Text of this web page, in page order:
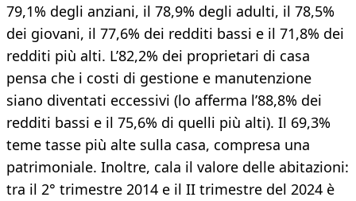
79,1% degli anziani, il 78,9% degli adulti, il 78,5%
dei giovani, il 77,6% dei redditi bassi e il 71,8% dei
redditi più alti. L’82,2% dei proprietari di casa
pensa che i costi di gestione e manutenzione
siano diventati eccessivi (lo afferma l’88,8% dei
redditi bassi e il 75,6% di quelli più alti). Il 69,3%
teme tasse più alte sulla casa, compresa una
patrimoniale. Inoltre, cala il valore delle abitazioni:
tra il 2° trimestre 2014 e il II trimestre del 2024 è